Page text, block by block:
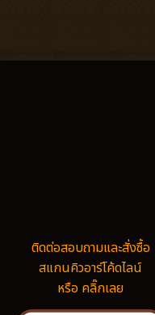
ติดต่อสอบถามและสั่งซื้อ
สแกนคิวอาร์โค้ดไลน์
หรือ คลิ๊กเลย